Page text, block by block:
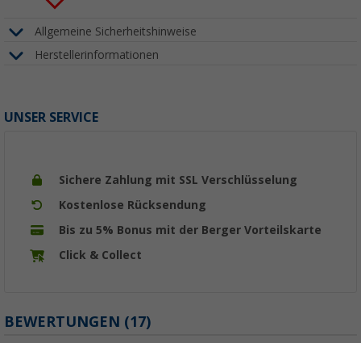
Allgemeine Sicherheitshinweise
Herstellerinformationen
UNSER SERVICE
Sichere Zahlung mit SSL Verschlüsselung
Kostenlose Rücksendung
Bis zu 5% Bonus mit der Berger Vorteilskarte
Click & Collect
BEWERTUNGEN (17)